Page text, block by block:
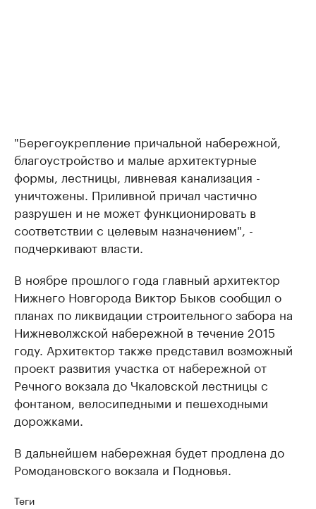
"Берегоукрепление причальной набережной,
благоустройство и малые архитектурные
формы, лестницы, ливневая канализация -
уничтожены. Приливной причал частично
разрушен и не может функционировать в
соответствии с целевым назначением", -
подчеркивают власти.
В ноябре прошлого года главный архитектор
Нижнего Новгорода Виктор Быков сообщил о
планах по ликвидации строительного забора на
Нижневолжской набережной в течение 2015
году. Архитектор также представил возможный
проект развития участка от набережной от
Речного вокзала до Чкаловской лестницы с
фонтаном, велосипедными и пешеходными
дорожками.
В дальнейшем набережная будет продлена до
Ромодановского вокзала и Подновья.
Теги